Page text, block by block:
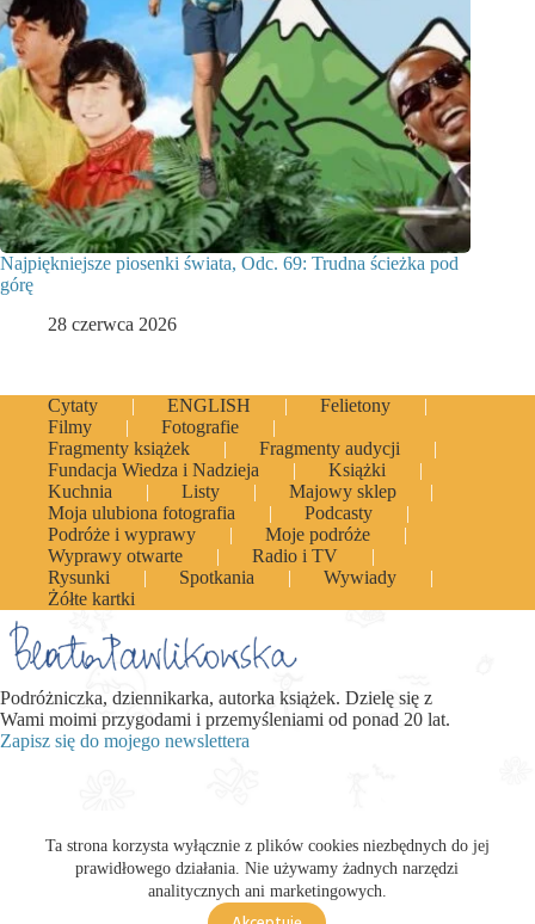
Ta strona korzysta wyłącznie z plików cookies niezbędnych do jej
prawidłowego działania. Nie używamy żadnych narzędzi
analitycznych ani marketingowych.
Najpiękniejsze piosenki świata, Odc. 69: Trudna ścieżka pod
górę
28 czerwca 2026
Cytaty ENGLISH
Felietony
Filmy
Fotografie
Fragmenty książek
Fragmenty audycji
Fundacja Wiedza i Nadzieja
Książki
Kuchnia
Listy
Majowy sklep
Moja ulubiona fotografia
Podcasty
Podróże i wyprawy
Moje podróże
Wyprawy otwarte
Radio i TV
Rysunki
Spotkania
Wywiady
Żółte kartki
Podróżniczka, dziennikarka, autorka książek. Dzielę się z
Wami moimi przygodami i przemyśleniami od ponad 20 lat.
Zapisz się do mojego newslettera